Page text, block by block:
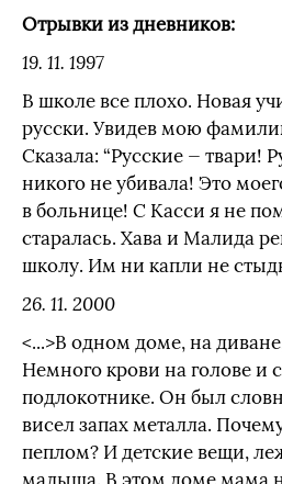
Отрывки из дневников:
19. 11. 1997
В школе все плохо. Новая
русски. Увидев мою
Сказала: “Русские — твари!
никого не убивала! Это
в больнице! С Касси я не
старалась. Хава и Малида
школу. Им ни капли не
26. 11. 2000
<...>В одном доме, на
Немного крови на голове и
подлокотнике. Он был
висел запах металла.
пеплом? И детские вещи,